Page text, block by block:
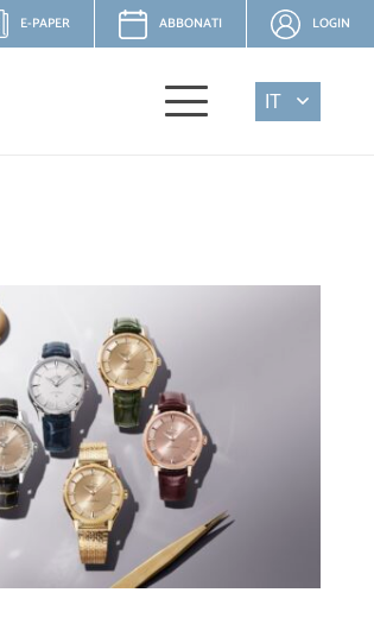
E-PAPER ABBONATI LOGIN
IT